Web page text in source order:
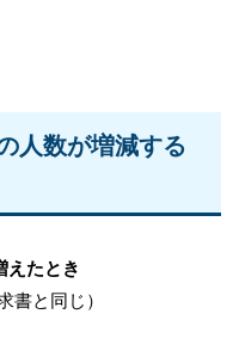
人数が増減する
えたとき
書と同じ）